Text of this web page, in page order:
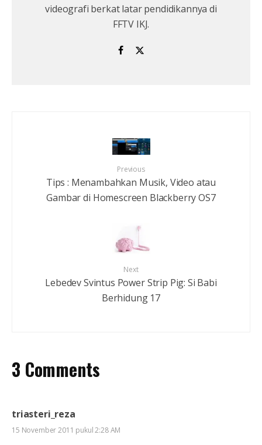
videografi berkat latar pendidikannya di
FFTV IKJ.
Previous
Tips : Menambahkan Musik, Video atau
Gambar di Homescreen Blackberry OS7
Next
Lebedev Svintus Power Strip Pig: Si Babi
Berhidung 17
3 Comments
triasteri_reza
15 November 2011 pukul 2:28 AM